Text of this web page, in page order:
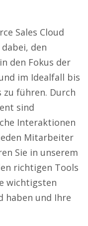
Sales Cloud
den
den Fokus der
im Idealfall bis
zu führen. Durch
sind
Interaktionen
Mitarbeiter
Sie in unserem
richtigen Tools
wichtigsten
haben und Ihre